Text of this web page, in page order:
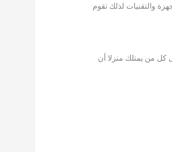
والتقنيات لذلك تقوم
كل من يمتلك منزلا أن